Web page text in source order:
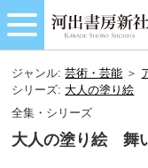
ジャンル:芸術・芸能 ＞
シリーズ: 大人の塗り絵
全集・シリーズ
大人の塗り絵 舞